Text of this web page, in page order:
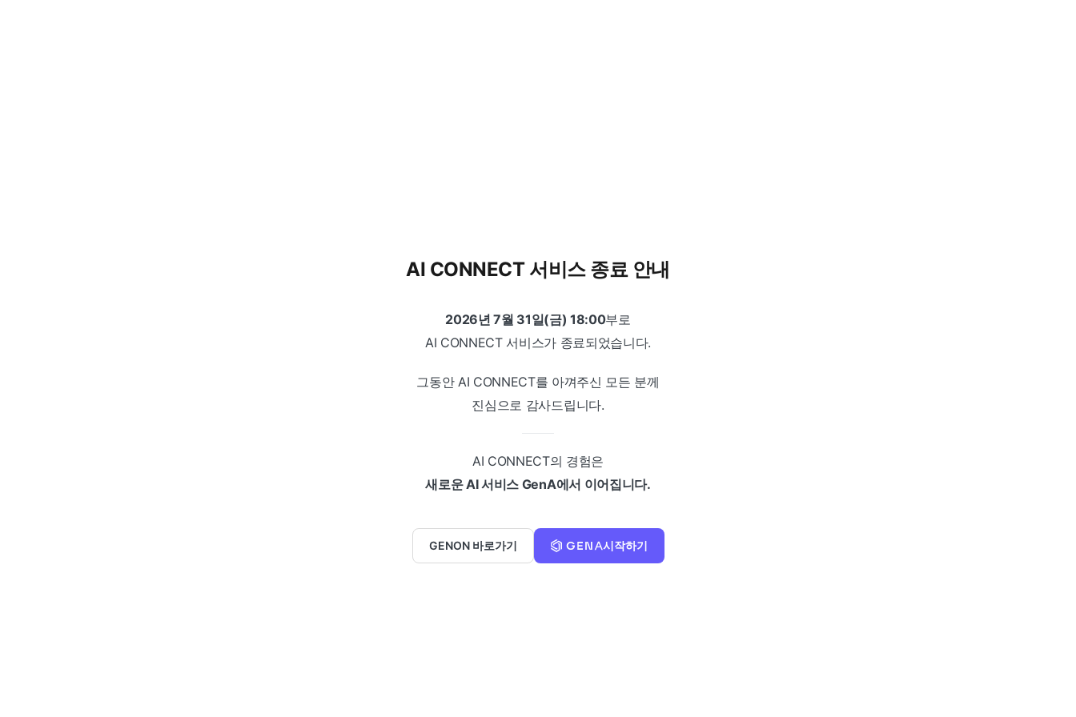
AI CONNECT 서비스 종료 안내
2026년 7월 31일(금) 18:00부로
AI CONNECT 서비스가 종료되었습니다.
그동안 AI CONNECT를 아껴주신 모든 분께
진심으로 감사드립니다.
AI CONNECT의 경험은
새로운 AI 서비스 GenA에서 이어집니다.
GENON 바로가기 시작하기